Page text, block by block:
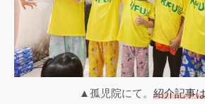
▲孤児院にて。 紹介記事